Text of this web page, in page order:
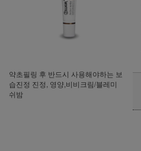
약초필링 후 반드시 사용해야하는 보
습진정 진정, 영양,비비크림/블레미
쉬밤